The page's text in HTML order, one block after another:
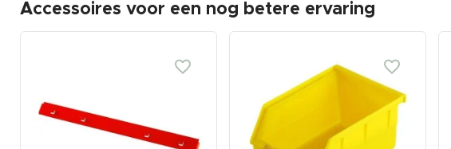
Accessoires voor een nog betere ervaring